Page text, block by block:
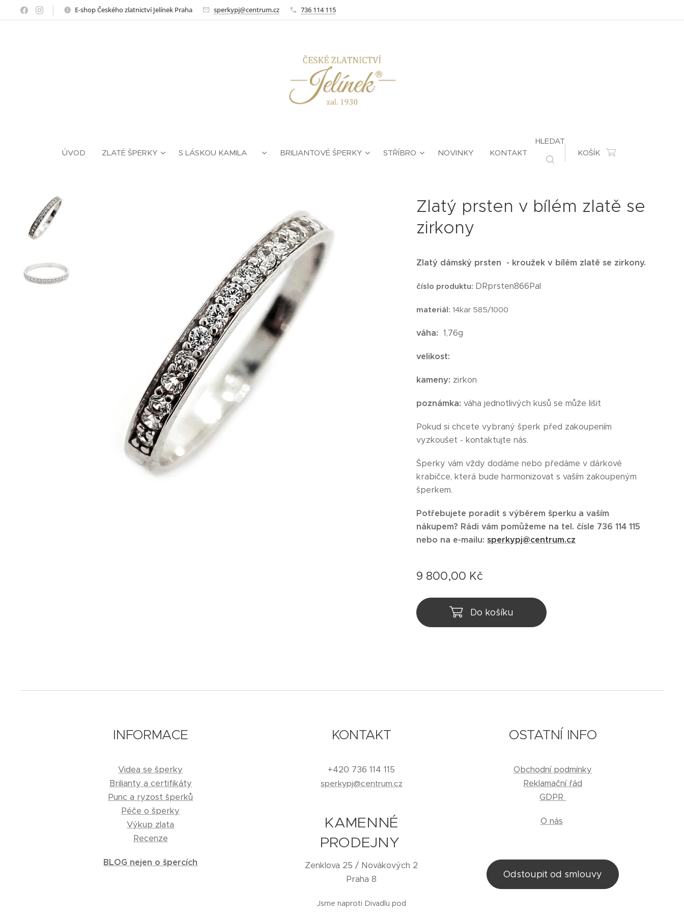
E-shop Českého zlatnictví Jelínek Praha sperkypj@centrum.cz 736 114 115
ÚVOD ZLATÉ ŠPERKY S LÁSKOU KAMILA ❤ BRILIANTOVÉ ŠPERKY STŘÍBRO NOVINKY KONTAKT
HLEDAT
KOŠÍK
Zlatý prsten v bílém zlatě se
zirkony
Zlatý dámský prsten - kroužek v bílém zlatě se zirkony.
číslo produktu: DRprsten866Pal
materiál:14kar 585/1000
váha: 1,76g
velikost:
kameny: zirkon
poznámka: váha jednotlivých kusů se může lišit
Pokud si chcete vybraný šperk před zakoupením
vyzkoušet - kontaktujte nás.
Šperky vám vždy dodáme nebo předáme v dárkové
krabičce, která bude harmonizovat s vaším zakoupeným
šperkem.
Potřebujete poradit s výběrem šperku a vaším
nákupem? Rádi vám pomůžeme na tel. čísle 736 114 115
nebo na e-mailu:sperkypj@centrum.cz
9 800,00 Kč
Do košíku
INFORMACE
Videa se šperky
Brilianty a certifikáty
Punc a ryzost šperků
Péče o šperky
Výkup zlata
Recenze
BLOG nejen o špercích
KONTAKT
+420 736 114 115
sperkypj@centrum.cz
KAMENNÉ
PRODEJNY
Zenklova 25 / Novákových 2
Praha 8
Jsme naproti Divadlu pod
OSTATNÍ INFO
Obchodní podmínky
Reklamační řád
GDPR
O nás
Odstoupit od smlouvy